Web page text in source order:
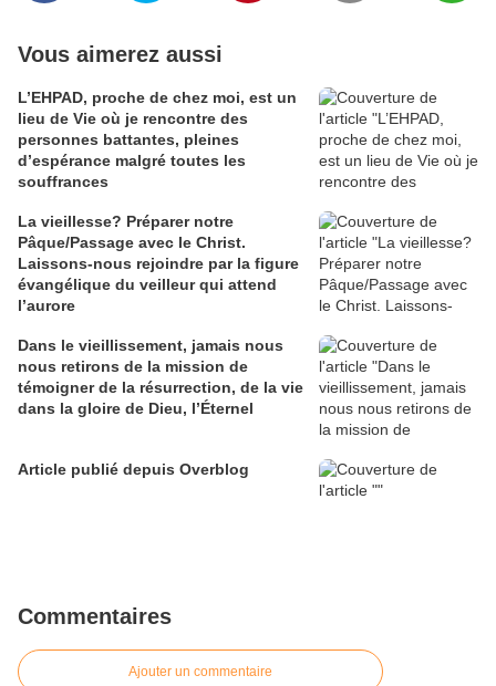
Vous aimerez aussi
L’EHPAD, proche de chez moi, est un
lieu de Vie où je rencontre des
personnes battantes, pleines
d’espérance malgré toutes les
souffrances
La vieillesse? Préparer notre
Pâque/Passage avec le Christ.
Laissons-nous rejoindre par la figure
évangélique du veilleur qui attend
l’aurore
Dans le vieillissement, jamais nous
nous retirons de la mission de
témoigner de la résurrection, de la vie
dans la gloire de Dieu, l’Éternel
Article publié depuis Overblog
Commentaires
Ajouter un commentaire